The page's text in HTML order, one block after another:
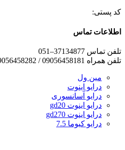
کد پستی:
اطلاعات تماس
تلفن تماس 37134877–051
تلفن همراه 09056458181 / 09056458282
مین ول
درایو اینوت
درایو آسانسوری
درایو اینوت gd20
درایو اینوت gd270
درایو کیوما 7.5